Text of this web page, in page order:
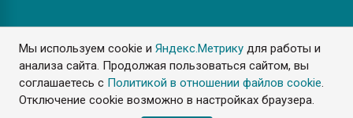
Мы используем cookie иЯндекс.Метрику для работы и
анализа сайта. Продолжая пользоваться сайтом, вы
соглашаетесь с Политикой в отношении файлов cookie.
Отключение cookie возможно в настройках браузера.
ПластЭксперт © 2006. Все права защищены
Разрешается копирование материалов сайта с обязательной
ссылкой на www.e-plastic.ru
Разработка сайта